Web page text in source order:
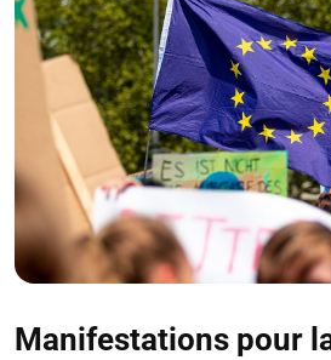
Manifestations pour